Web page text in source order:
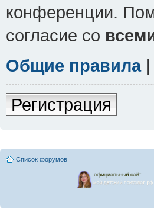
конференции.
согласие со
Общие правила|
Регистрация
Список форумов